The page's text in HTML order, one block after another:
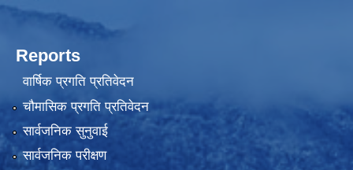
Reports
वार्षिक प्रगति प्रतिवेदन
चौमासिक प्रगति प्रतिवेदन
सार्वजनिक सुनुवाई
सार्वजनिक परीक्षण